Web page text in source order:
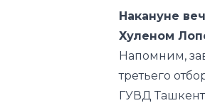
Накануне
Хуленом
Напомним,
третьего
ГУВД